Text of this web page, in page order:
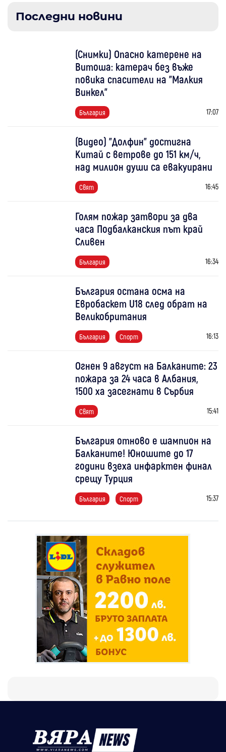
Последни новини
(Снимки) Опасно катерене на
Витоша: катерач без въже
повика спасители на "Малкия
Винкел"
България 17:07
(Видео) "Долфин" достигна
Китай с ветрове до 151 км/ч,
над милион души са евакуирани
Свят 16:45
Голям пожар затвори за два
часа Подбалканския път край
Сливен
България 16:34
България остана осма на
Евробаскет U18 след обрат на
Великобритания
България Спорт 16:13
Огнен 9 август на Балканите: 23
пожара за 24 часа в Албания,
1500 ха засегнати в Сърбия
Свят 15:41
България отново е шампион на
Балканите! Юношите до 17
години взеха инфарктен финал
срещу Турция
България Спорт 15:37